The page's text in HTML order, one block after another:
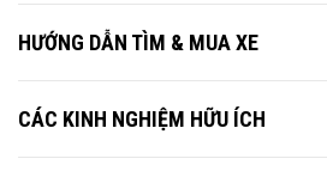
HƯỚNG DẪN TÌM & MUA XE
CÁC KINH NGHIỆM HỮU ÍCH